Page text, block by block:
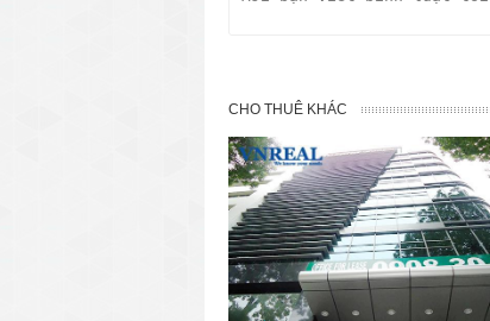
CHO THUÊ KHÁC